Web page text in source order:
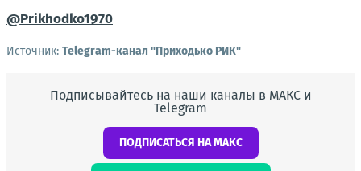
@Prikhodko1970
Источник: Telegram-канал "Приходько РИК"
Подписывайтесь на наши каналы в МАКС и
Telegram
ПОДПИСАТЬСЯ НА МАКС